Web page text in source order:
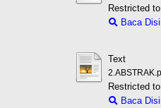
Restricted
Baca
Text
Restricted
Baca